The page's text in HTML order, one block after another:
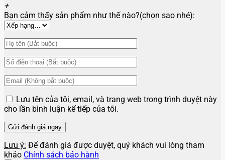
+
Bạn cảm thấy sản phẩm như thế nào?(chọn sao nhé):
Lưu tên của tôi, email, và trang web trong trình duyệt này
cho lần bình luận kế tiếp của tôi.
Lưu ý: Để đánh giá được duyệt, quý khách vui lòng tham
khảo Chính sách bảo hành